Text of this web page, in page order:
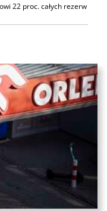
22 proc. całych rezerw